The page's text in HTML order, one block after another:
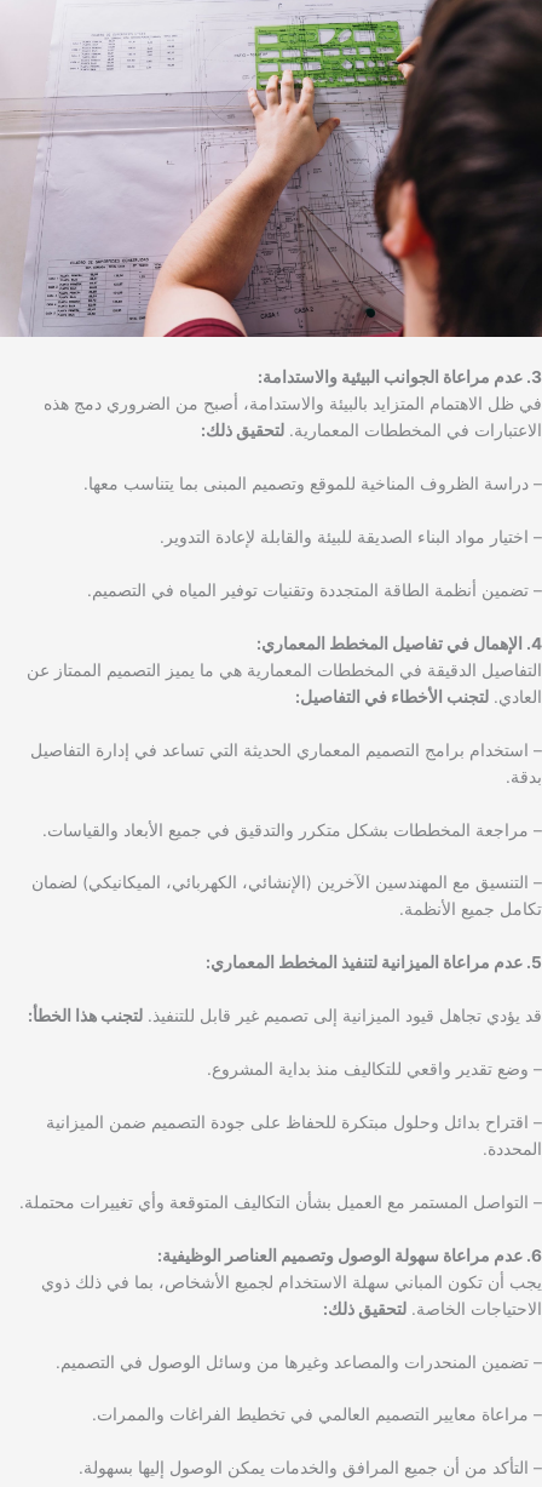
3. عدم مراعاة الجوانب البيئية والاستدامة:
في ظل الاهتمام المتزايد بالبيئة والاستدامة، أصبح من الضروري دمج هذه
الاعتبارات في المخططات المعمارية. لتحقيق ذلك:
– دراسة الظروف المناخية للموقع وتصميم المبنى بما يتناسب معها.
– اختيار مواد البناء الصديقة للبيئة والقابلة لإعادة التدوير.
– تضمين أنظمة الطاقة المتجددة وتقنيات توفير المياه في التصميم.
4. الإهمال في تفاصيل المخطط المعماري:
التفاصيل الدقيقة في المخططات المعمارية هي ما يميز التصميم الممتاز عن
العادي. لتجنب الأخطاء في التفاصيل:
– استخدام برامج التصميم المعماري الحديثة التي تساعد في إدارة التفاصيل
بدقة.
– مراجعة المخططات بشكل متكرر والتدقيق في جميع الأبعاد والقياسات.
– التنسيق مع المهندسين الآخرين (الإنشائي، الكهربائي، الميكانيكي) لضمان
تكامل جميع الأنظمة.
5. عدم مراعاة الميزانية لتنفيذ المخطط المعماري:
قد يؤدي تجاهل قيود الميزانية إلى تصميم غير قابل للتنفيذ. لتجنب هذا الخطأ:
– وضع تقدير واقعي للتكاليف منذ بداية المشروع.
– اقتراح بدائل وحلول مبتكرة للحفاظ على جودة التصميم ضمن الميزانية
المحددة.
– التواصل المستمر مع العميل بشأن التكاليف المتوقعة وأي تغييرات محتملة.
6. عدم مراعاة سهولة الوصول وتصميم العناصر الوظيفية:
يجب أن تكون المباني سهلة الاستخدام لجميع الأشخاص، بما في ذلك ذوي
الاحتياجات الخاصة. لتحقيق ذلك:
– تضمين المنحدرات والمصاعد وغيرها من وسائل الوصول في التصميم.
– مراعاة معايير التصميم العالمي في تخطيط الفراغات والممرات.
– التأكد من أن جميع المرافق والخدمات يمكن الوصول إليها بسهولة.